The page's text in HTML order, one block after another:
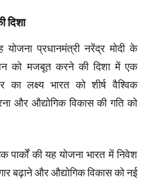
दिशा
प्रधानमंत्री नरेंद्र मोदी के
को मजबूत करने की दिशा में एक
का लक्ष्य भारत को शीर्ष वैश्विक
और औद्योगिक विकास की गति को
पार्कों की यह योजना भारत में निवेश
बढ़ाने और औद्योगिक विकास को नई